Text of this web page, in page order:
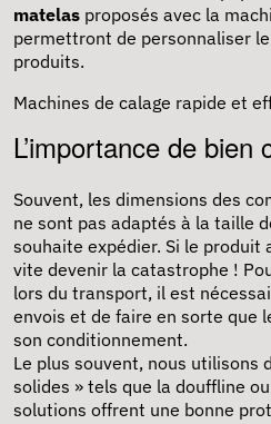
matelas proposés avec la
permettront de personnaliser le
produits.
Machines de calage rapide et
L’importance de
Souvent, les dimensions des
ne sont pas adaptés à la taille
souhaite expédier. Si le produit
vite devenir la catastrophe !
lors du transport, il est
envois et de faire en sorte que
son conditionnement.
Le plus souvent, nous utilisons
solides » tels que la douffline
solutions offrent une bonne